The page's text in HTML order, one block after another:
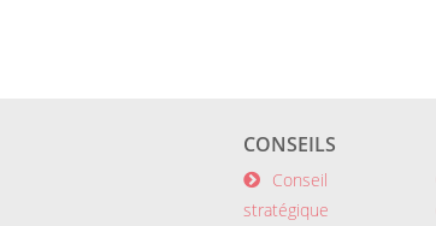
CONSEILS
Conseil
stratégique